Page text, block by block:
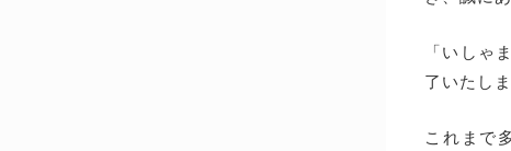
「いしゃ
了いたしま
これまで